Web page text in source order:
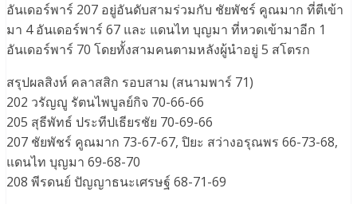
อันเดอร์พาร์ 207 อยู่อันดับสามร่วมกับ ชัยพัชร์ คูณมาก ที่ตีเข้า
มา 4 อันเดอร์พาร์ 67 และ แดนไท บุญมา ที่หวดเข้ามาอีก 1
อันเดอร์พาร์ 70 โดยทั้งสามคนตามหลังผู้นำอยู่ 5 สโตรก
สรุปผลสิงห์ คลาสสิก รอบสาม (สนามพาร์ 71)
202 วรัญญู รัตนไพบูลย์กิจ 70-66-66
205 สุธีพัทธ์ ประทีปเธียรชัย 70-69-66
207 ชัยพัชร์ คูณมาก 73-67-67, ปิยะ สว่างอรุณพร 66-73-68,
แดนไท บุญมา 69-68-70
208 พีรดนย์ ปัญญาธนะเศรษฐ์ 68-71-69